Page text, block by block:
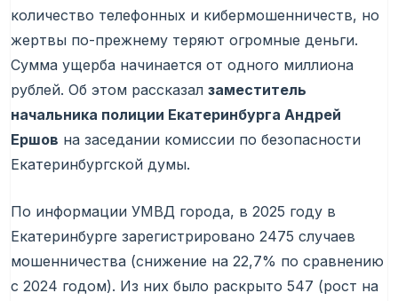
количество телефонных и кибермошенничеств, но
жертвы по-прежнему теряют огромные деньги.
Сумма ущерба начинается от одного миллиона
рублей. Об этом рассказал заместитель
начальника полиции Екатеринбурга Андрей
Ершов на заседании комиссии по безопасности
Екатеринбургской думы.
По информации УМВД города, в 2025 году в
Екатеринбурге зарегистрировано 2475 случаев
мошенничества (снижение на 22,7% по сравнению
с 2024 годом). Из них было раскрыто 547 (рост на